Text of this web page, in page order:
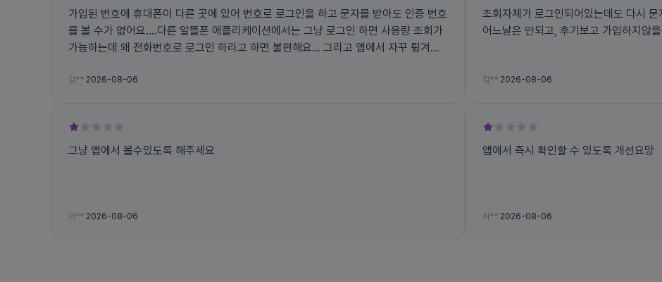
가입된 번호에 휴대폰이 다른 곳에 있어 번호로 로그인을 하고 문자를 받아도 인증 번호
를 볼 수가 없어요....다른 알뜰폰 애플리케이션에서는 그냥 로그인 하면 사용량 조회가
가능하는데 왜 전화번호로 로그인 하라고 하면 불편해요... 그리고 앱에서 자꾸 튕겨지
김** 2026-08-06
조회자체가 로그인되어있는데도 다시
어느날은 안되고, 후기보고 가입하지않
김** 2026-08-06
그냥 앱에서 볼수있도록 해주세요
이** 2026-08-06
앱에서 즉시 확인할 수 있도록 개선요망
허** 2026-08-06